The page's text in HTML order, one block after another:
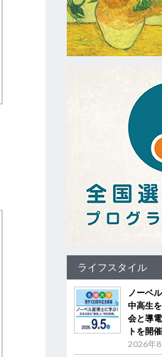
ライフスタイル
ノーベ
中高生
会と導
トを開催
2026年